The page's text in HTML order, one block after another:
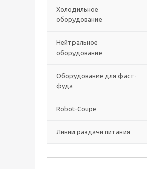
Холодильное
оборудование
Нейтральное
оборудование
Оборудование для фаст-
фуда
Robot-Coupe
Линии раздачи питания